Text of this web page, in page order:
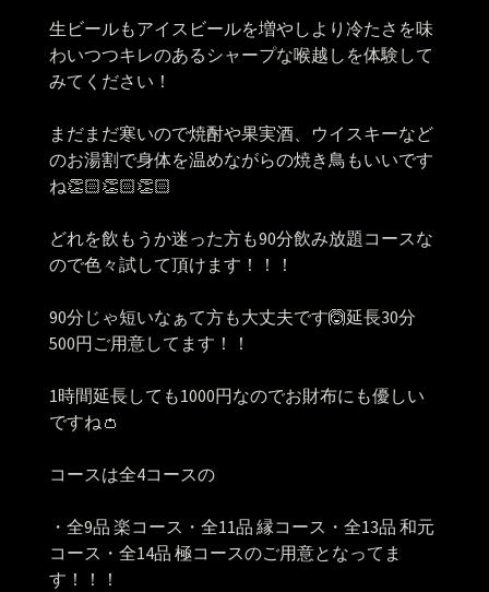
生ビールもアイスビールを増やしより冷たさを味
わいつつキレのあるシャープな喉越しを体験して
みてください！
まだまだ寒いので焼酎や果実酒、ウイスキーなど
のお湯割で身体を温めながらの焼き鳥もいいです
ね👏🏻👏🏻👏🏻
どれを飲もうか迷った方も90分飲み放題コースな
ので色々試して頂けます！！！
90分じゃ短いなぁて方も大丈夫です🙆延長30分
500円ご用意してます！！
1時間延長しても1000円なのでお財布にも優しい
ですね👛
コースは全4コースの
・全9品 楽コース・全11品 縁コース・全13品 和元
コース・全14品 極コースのご用意となってま
す！！！